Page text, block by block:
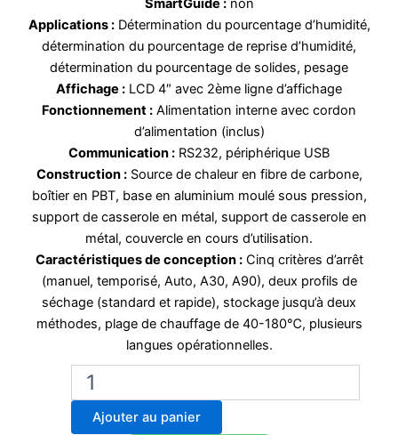
SmartGuide :non
Applications :Détermination du pourcentage d’humidité,
détermination du pourcentage de reprise d’humidité,
détermination du pourcentage de solides, pesage
Affichage : LCD 4″ avec 2ème ligne d’affichage
Fonctionnement : Alimentation interne avec cordon
d’alimentation (inclus)
Communication : RS232, périphérique USB
Construction :Source de chaleur en fibre de carbone,
boîtier en PBT, base en aluminium moulé sous pression,
support de casserole en métal, support de casserole en
métal, couvercle en cours d’utilisation.
Caractéristiques de conception :Cinq critères d’arrêt
(manuel, temporisé, Auto, A30, A90), deux profils de
séchage (standard et rapide), stockage jusqu’à deux
méthodes, plage de chauffage de 40-180℃, plusieurs
langues opérationnelles.
quantité
Dessiccateur
Ohaus
Ajouter au panier